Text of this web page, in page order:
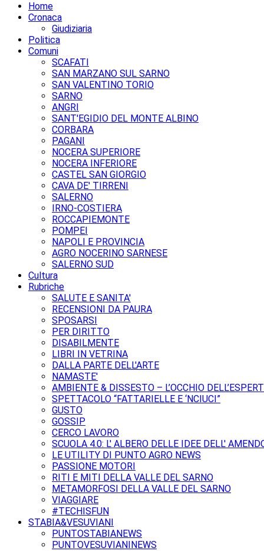
Home
Cronaca
Giudiziaria
Politica
Comuni
SCAFATI
SAN MARZANO SUL SARNO
SAN VALENTINO TORIO
SARNO
ANGRI
SANT'EGIDIO DEL MONTE ALBINO
CORBARA
PAGANI
NOCERA SUPERIORE
NOCERA INFERIORE
CASTEL SAN GIORGIO
CAVA DE' TIRRENI
SALERNO
IRNO-COSTIERA
ROCCAPIEMONTE
POMPEI
NAPOLI E PROVINCIA
AGRO NOCERINO SARNESE
SALERNO SUD
Cultura
Rubriche
SALUTE E SANITA'
RECENSIONI DA PAURA
SPOSARSI
PER DIRITTO
DISABILMENTE
LIBRI IN VETRINA
DALLA PARTE DELL'ARTE
NAMASTE'
AMBIENTE & DISSESTO – L’OCCHIO
SPETTACOLO “FATTARIELLE E ‘NCIUCI”
GUSTO
GOSSIP
CERCO LAVORO
SCUOLA 4.0: L' ALBERO DELLE IDEE DELL'
LE UTILITY DI PUNTO AGRO NEWS
PASSIONE MOTORI
RITI E MITI DELLA VALLE DEL SARNO
METAMORFOSI DELLA VALLE DEL SARNO
VIAGGIARE
#TECHISFUN
STABIA&VESUVIANI
PUNTOSTABIANEWS
PUNTOVESUVIANINEWS